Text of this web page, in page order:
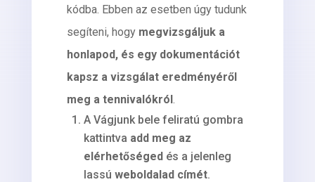
kódba. Ebben az esetben úgy tudunk
segíteni, hogy megvizsgáljuk a
honlapod, és egy dokumentációt
kapsz a vizsgálat eredményéről
meg a tennivalókról.
A Vágjunk bele feliratú gombra
kattintva add meg az
elérhetőségedés a jelenleg
lassú weboldalad címét.